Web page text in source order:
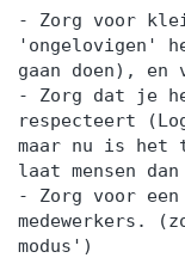
- Zorg voor
'ongelovigen'
gaan doen), en
- Zorg dat je
respecteert
maar nu is het
laat mensen
- Zorg voor
medewerkers.
modus')